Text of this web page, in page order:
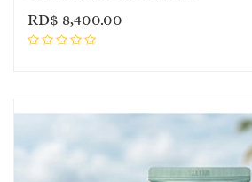
RD$ 8,400.00